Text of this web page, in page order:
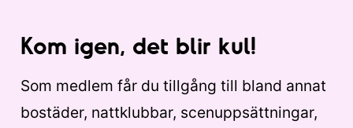
Kom igen, det blir kul!
Som medlem får du tillgång till bland annat
bostäder, nattklubbar, scenuppsättningar,